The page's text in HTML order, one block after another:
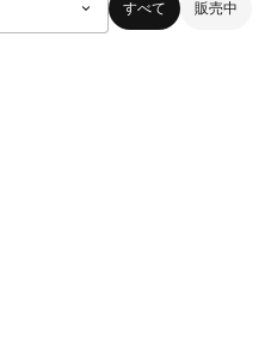
すべて 販売中